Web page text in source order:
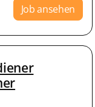
Job ansehen